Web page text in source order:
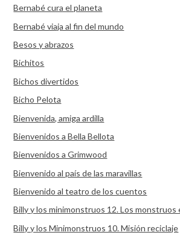
Bernabé cura el planeta
Bernabé viaja al fin del mundo
Besos y abrazos
Bichitos
Bichos divertidos
Bicho Pelota
Bienvenida, amiga ardilla
Bienvenidos a Bella Bellota
Bienvenidos a Grimwood
Bienvenido al país de las maravillas
Bienvenido al teatro de los cuentos
Billy y los minimonstruos 12. Los monstruos
Billy y los Minimonstruos 10. Misión reciclaje